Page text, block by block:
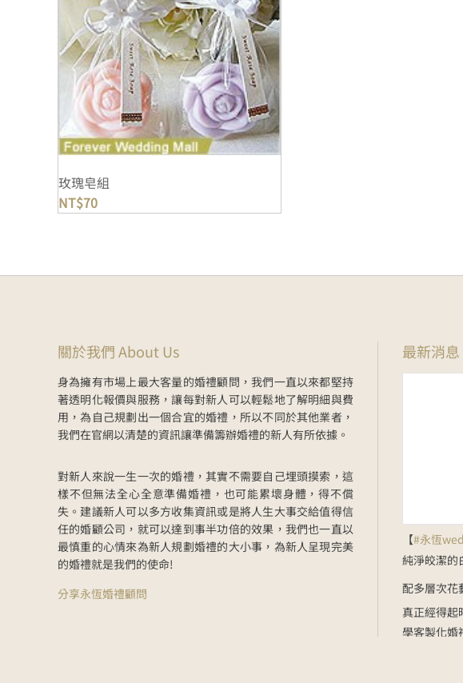
玫瑰皂組
NT$70
關於我們 About Us
身為擁有市場上最大客量的婚禮顧問，我們一直以來都堅持
著透明化報價與服務，讓每對新人可以輕鬆地了解明細與費
用，為自己規劃出一個合宜的婚禮，所以不同於其他業者，
我們在官網以清楚的資訊讓準備籌辦婚禮的新人有所依據。
對新人來說一生一次的婚禮，其實不需要自己埋頭摸索，這
樣不但無法全心全意準備婚禮，也可能累壞身體，得不償
失。建議新人可以多方收集資訊或是將人生大事交給值得信
任的婚顧公司，就可以達到事半功倍的效果，我們也一直以
最慎重的心情來為新人規劃婚禮的大小事，為新人呈現完美
的婚禮就是我們的使命!
分享永恆婚禮顧問
最新消
【#永恆
純淨皎潔的
配多層次花
真正經得起
學客製化婚